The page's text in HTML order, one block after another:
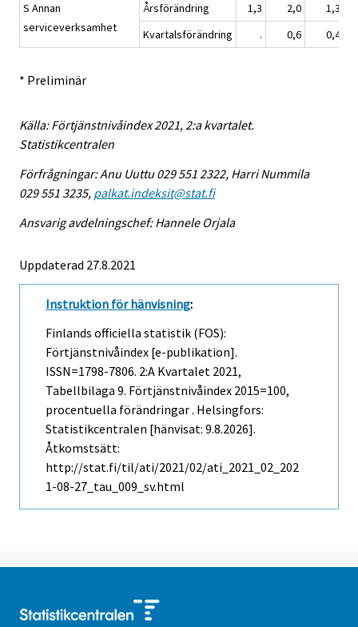
S Annan
serviceverksamhet
Årsförändring 1,3 2,0
1,3
Kvartalsförändring
. 0,6 0,4
* Preliminär
Källa: Förtjänstnivåindex 2021, 2:a kvartalet.
Statistikcentralen
Förfrågningar: Anu Uuttu 029 551 2322, Harri Nummila
029 551 3235, palkat.indeksit@stat.fi
Ansvarig avdelningschef: Hannele Orjala
Uppdaterad 27.8.2021
Instruktion för hänvisning:
Finlands officiella statistik (FOS):
Förtjänstnivåindex [e-publikation].
ISSN=1798-7806. 2:a Kvartalet 2021,
Tabellbilaga 9. Förtjänstnivåindex 2015=100,
procentuella förändringar . Helsingfors:
Statistikcentralen [hänvisat: 9.8.2026].
Åtkomstsätt:
http://stat.fi/til/ati/2021/02/ati_2021_02_202
1-08-27_tau_009_sv.html